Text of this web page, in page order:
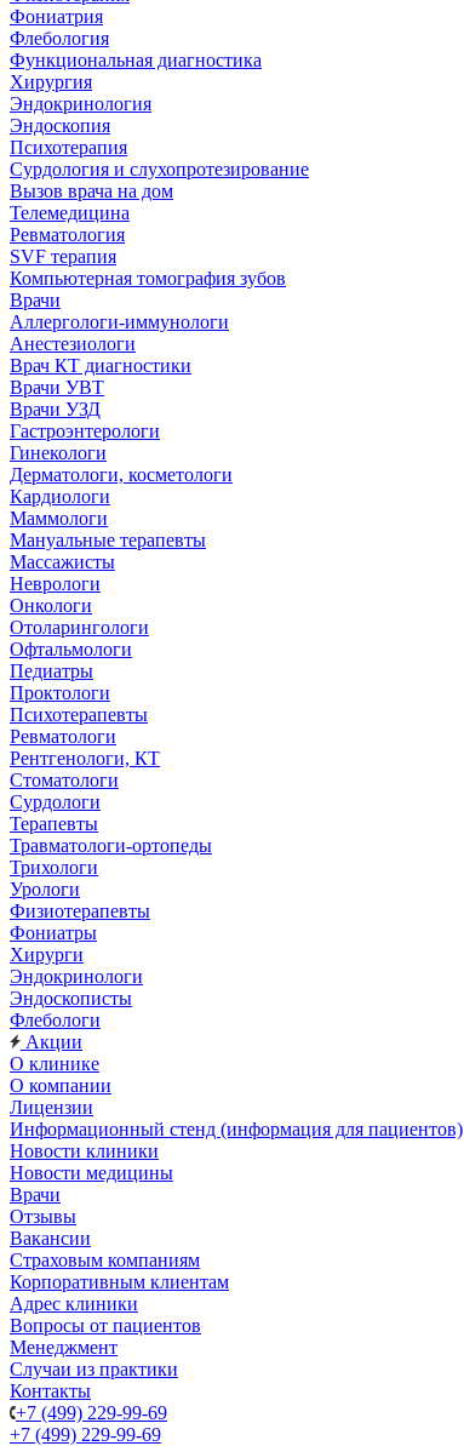
Фониатрия
Флебология
Функциональная диагностика
Хирургия
Эндокринология
Эндоскопия
Психотерапия
Сурдология и слухопротезирование
Вызов врача на дом
Телемедицина
Ревматология
SVF терапия
Компьютерная томография зубов
Врачи
Аллергологи-иммунологи
Анестезиологи
Врач КТ диагностики
Врачи УВТ
Врачи УЗД
Гастроэнтерологи
Гинекологи
Дерматологи, косметологи
Кардиологи
Маммологи
Мануальные терапевты
Массажисты
Неврологи
Онкологи
Отоларингологи
Офтальмологи
Педиатры
Проктологи
Психотерапевты
Ревматологи
Рентгенологи, КТ
Стоматологи
Сурдологи
Терапевты
Травматологи-ортопеды
Трихологи
Урологи
Физиотерапевты
Фониатры
Хирурги
Эндокринологи
Эндоскописты
Флебологи
Акции
О клинике
О компании
Лицензии
Информационный стенд (информация для пациентов)
Новости клиники
Новости медицины
Врачи
Отзывы
Вакансии
Страховым компаниям
Корпоративным клиентам
Адрес клиники
Вопросы от пациентов
Менеджмент
Случаи из практики
Контакты
+7 (499) 229-99-69
+7 (499) 229-99-69